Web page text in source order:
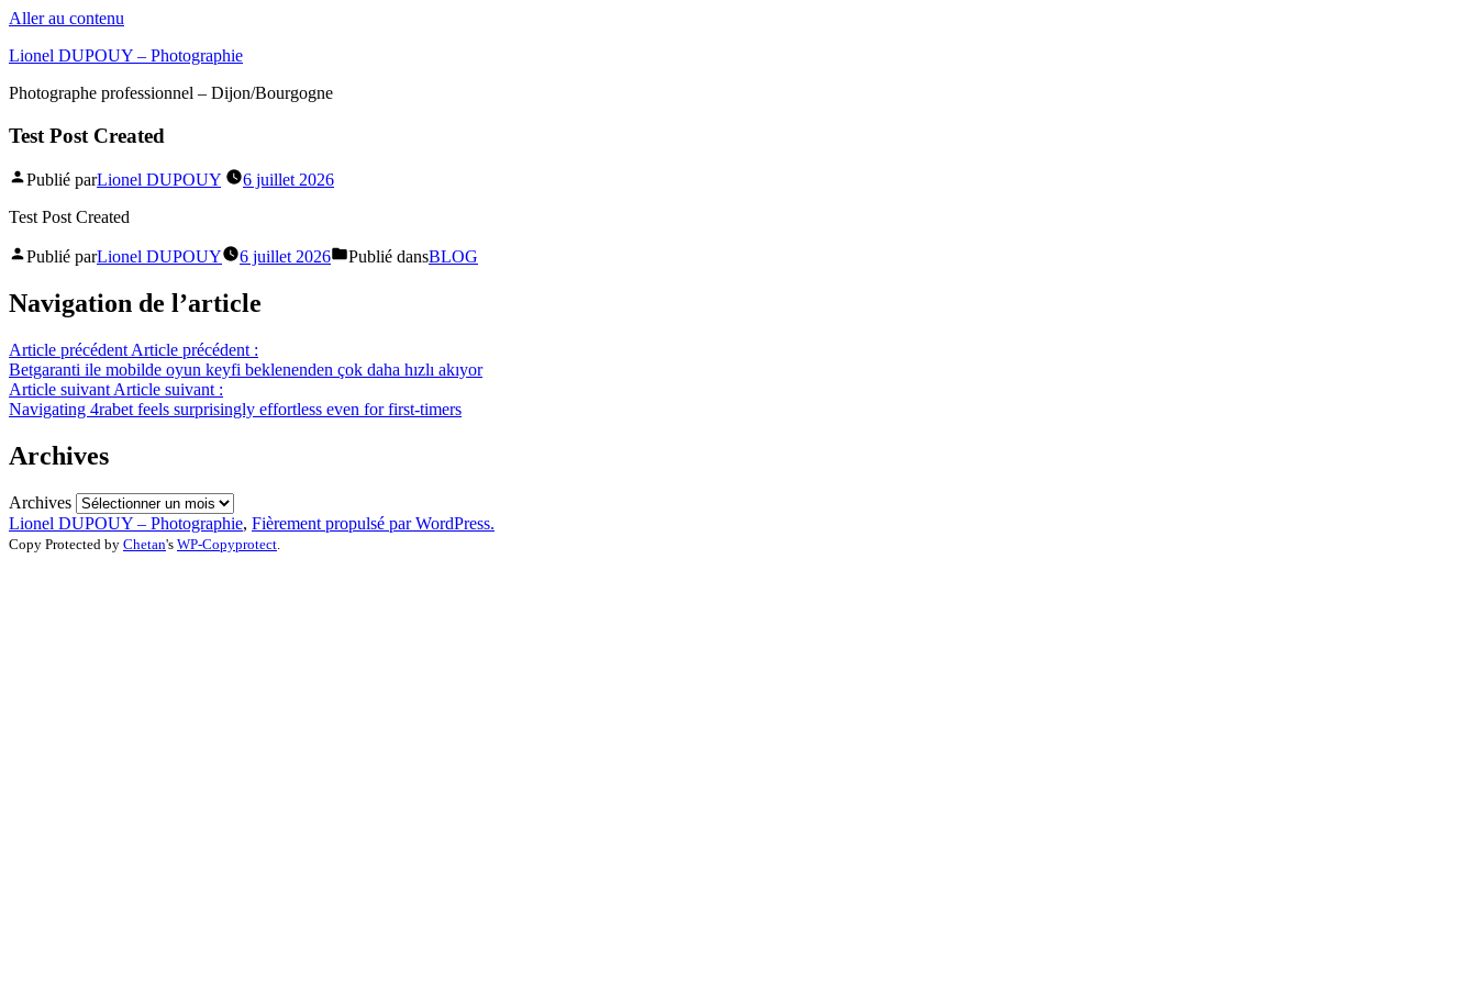
Aller au contenu
Lionel DUPOUY – Photographie
Photographe professionnel – Dijon/Bourgogne
Test Post Created
Publié parLionel DUPOUY
6 juillet 2026
Test Post Created
Publié parLionel DUPOUY 6 juillet 2026 Publié dansBLOG
Navigation de l’article
Article précédent Article précédent :
Betgaranti ile mobilde oyun keyfi beklenenden çok daha hızlı akıyor
Article suivant Article suivant :
Navigating 4rabet feels surprisingly effortless even for first-timers
Archives
Archives
Lionel DUPOUY – Photographie, Fièrement propulsé par WordPress.
Copy Protected by Chetan's WP-Copyprotect.